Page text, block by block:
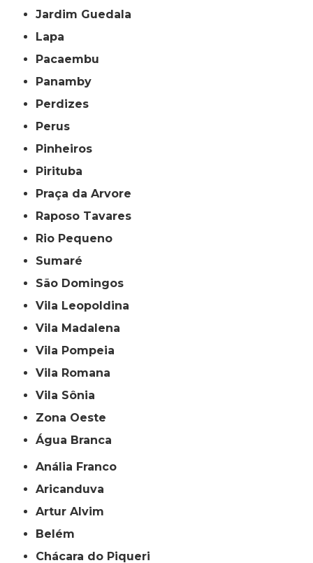
Jardim Guedala
Lapa
Pacaembu
Panamby
Perdizes
Perus
Pinheiros
Pirituba
Praça da Arvore
Raposo Tavares
Rio Pequeno
Sumaré
São Domingos
Vila Leopoldina
Vila Madalena
Vila Pompeia
Vila Romana
Vila Sônia
Zona Oeste
Água Branca
Anália Franco
Aricanduva
Artur Alvim
Belém
Chácara do Piqueri